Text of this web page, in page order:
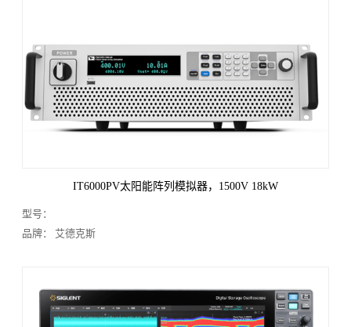
IT6000PV太阳能阵列模拟器，1500V 18kW
型号：
品牌： 艾德克斯